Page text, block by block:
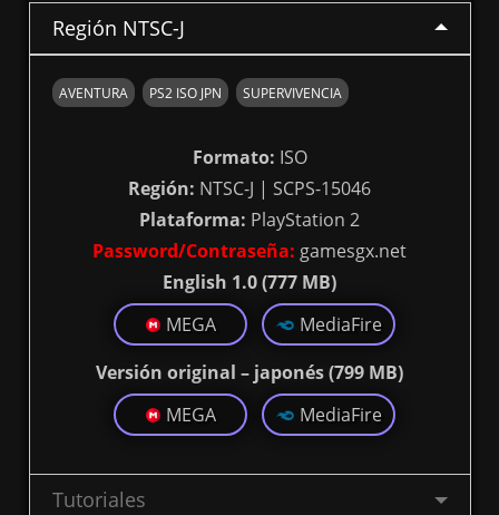
Región NTSC-J
AVENTURA PS2 ISO JPN SUPERVIVENCIA
Formato: ISO
Región: NTSC-J | SCPS-15046
Plataforma: PlayStation 2
Password/Contraseña: gamesgx.net
English 1.0 (777 MB)
MEGA
MediaFire
Versión original – japonés (799 MB)
MEGA
MediaFire
Tutoriales